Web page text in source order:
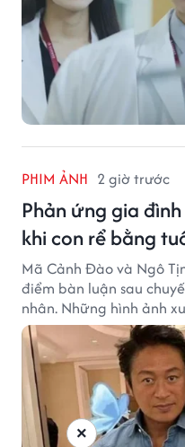
PHIM ẢNH 2 giờ trước
Phản ứng gia
khi con rể bằng
Mã Cảnh Đào và Ngô
điểm bàn luận sau
nhân. Những hình ảnh
Mã Cảnh Đào đang thu
xã hội.
×